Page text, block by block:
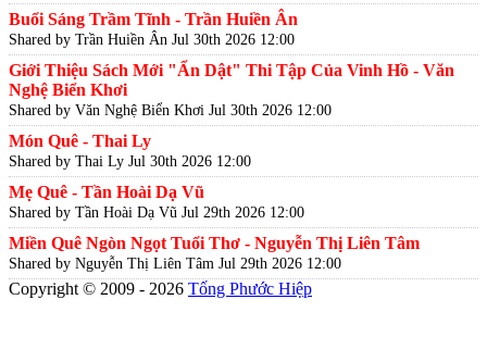
Buổi Sáng Trầm Tĩnh - Trần Huiền Ân
Shared by Trần Huiền Ân Jul 30th 2026 12:00
Giới Thiệu Sách Mới "Ẩn Dật" Thi Tập Của Vinh Hồ - Văn
Nghệ Biển Khơi
Shared by Văn Nghệ Biển Khơi Jul 30th 2026 12:00
Món Quê - Thai Ly
Shared by Thai Ly Jul 30th 2026 12:00
Mẹ Quê - Tần Hoài Dạ Vũ
Shared by Tần Hoài Dạ Vũ Jul 29th 2026 12:00
Miền Quê Ngòn Ngọt Tuổi Thơ - Nguyễn Thị Liên Tâm
Shared by Nguyễn Thị Liên Tâm Jul 29th 2026 12:00
Copyright © 2009 - 2026 Tống Phước Hiệp